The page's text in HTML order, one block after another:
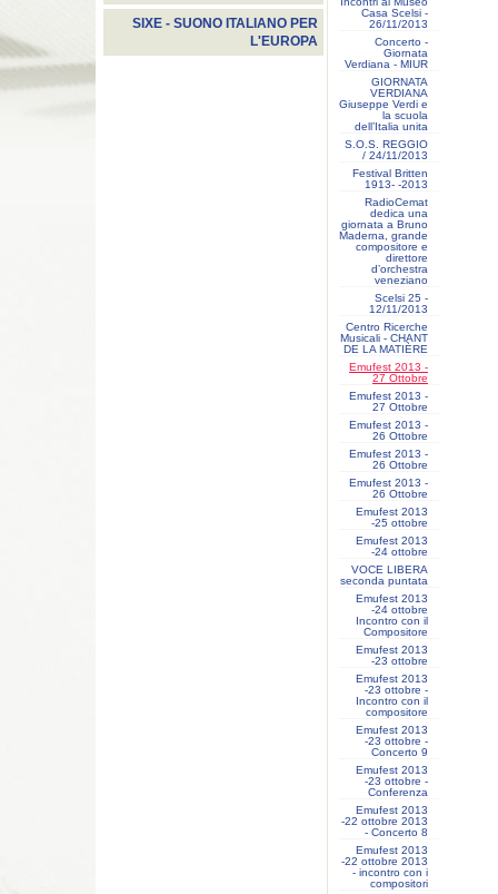
SIXE - SUONO ITALIANO PER
L'EUROPA
Casa Scelsi -
26/11/2013
Concerto -
Giornata
Verdiana - MIUR
GIORNATA
VERDIANA
Giuseppe Verdi e
la scuola
dell’Italia unita
S.O.S. REGGIO
/ 24/11/2013
Festival Britten
1913- ‐2013
RadioCemat
dedica una
giornata a Bruno
Maderna, grande
compositore e
direttore
d’orchestra
veneziano
Scelsi 25 -
12/11/2013
Centro Ricerche
Musicali - CHANT
DE LA MATIÈRE
Emufest 2013 -
27 Ottobre
Emufest 2013 -
27 Ottobre
Emufest 2013 -
26 Ottobre
Emufest 2013 -
26 Ottobre
Emufest 2013 -
26 Ottobre
Emufest 2013
-25 ottobre
Emufest 2013
-24 ottobre
VOCE LIBERA
seconda puntata
Emufest 2013
-24 ottobre
Incontro con il
Compositore
Emufest 2013
-23 ottobre
Emufest 2013
-23 ottobre -
Incontro con il
compositore
Emufest 2013
-23 ottobre -
Concerto 9
Emufest 2013
-23 ottobre -
Conferenza
Emufest 2013
-22 ottobre 2013
- Concerto 8
Emufest 2013
-22 ottobre 2013
- incontro con i
compositori